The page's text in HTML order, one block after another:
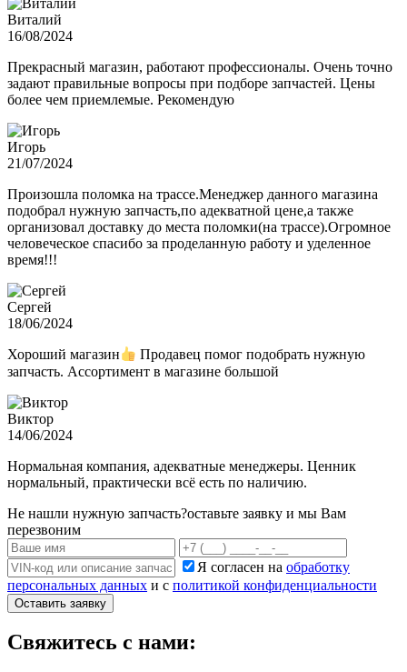
Виталий
16/08/2024
Прекрасный магазин, работают профессионалы. Очень точно
задают правильные вопросы при подборе запчастей. Цены
более чем приемлемые. Рекомендую
Игорь
21/07/2024
Произошла поломка на трассе.Менеджер данного магазина
подобрал нужную запчасть,по адекватной цене,а также
организовал доставку до места поломки(на трассе).Огромное
человеческое спасибо за проделанную работу и уделенное
время!!!
Сергей
18/06/2024
Хороший магазин
Продавец помог подобрать нужную
запчасть. Ассортимент в магазине большой
Виктор
14/06/2024
Нормальная компания, адекватные менеджеры. Ценник
нормальный, практически всё есть по наличию.
Не нашли нужную запчасть?оставьте заявку и мы Вам
перезвоним
Я согласен на обработку
персональных данных и с политикой конфиденциальности
Оставить заявку
Свяжитесь с нами: